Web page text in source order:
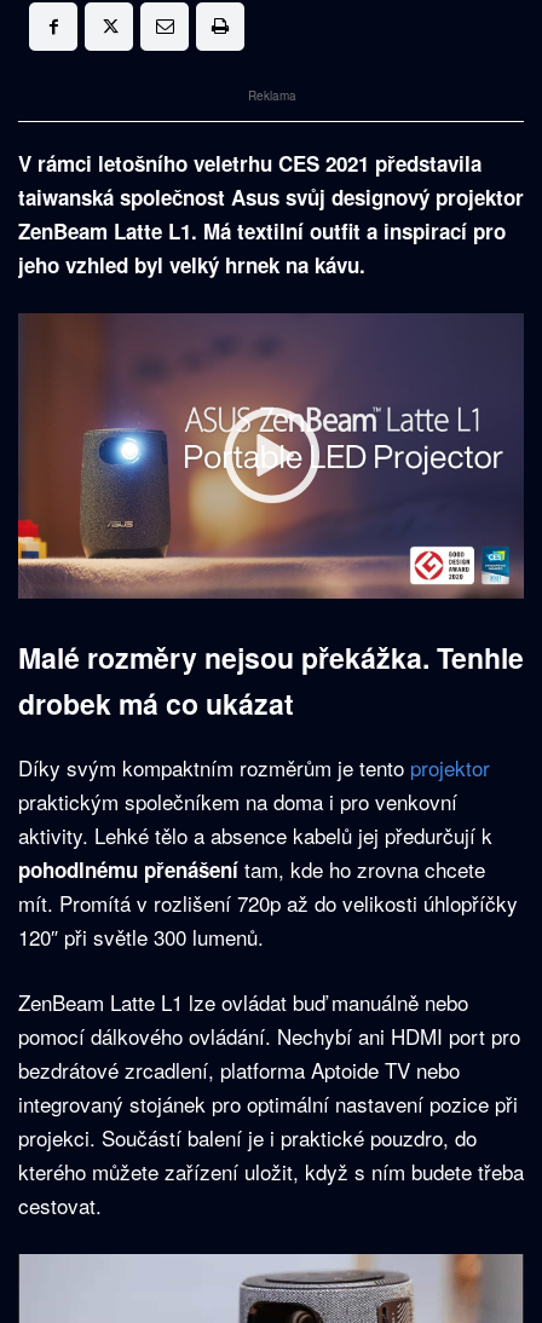
Reklama
V rámci letošního veletrhu CES 2021 představila
taiwanská společnost Asus svůj designový projektor
ZenBeam Latte L1. Má textilní outfit a inspirací pro
jeho vzhled byl velký hrnek na kávu.
Malé rozměry nejsou překážka. Tenhle
drobek má co ukázat
Díky svým kompaktním rozměrům je tento projektor
praktickým společníkem na doma i pro venkovní
aktivity. Lehké tělo a absence kabelů jej předurčují k
pohodlnému přenášení tam, kde ho zrovna chcete
mít. Promítá v rozlišení 720p až do velikosti úhlopříčky
120″ při světle 300 lumenů.
ZenBeam Latte L1 lze ovládat buď manuálně nebo
pomocí dálkového ovládání. Nechybí ani HDMI port pro
bezdrátové zrcadlení, platforma Aptoide TV nebo
integrovaný stojánek pro optimální nastavení pozice při
projekci. Součástí balení je i praktické pouzdro, do
kterého můžete zařízení uložit, když s ním budete třeba
cestovat.